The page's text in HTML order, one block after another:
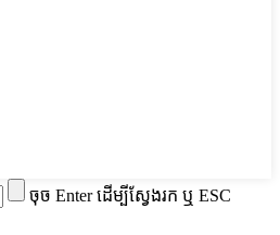
ចុច Enter ដើម្បីស្វែងរក ឬ ESC